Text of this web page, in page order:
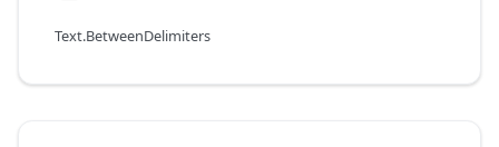
Text.BetweenDelimiters